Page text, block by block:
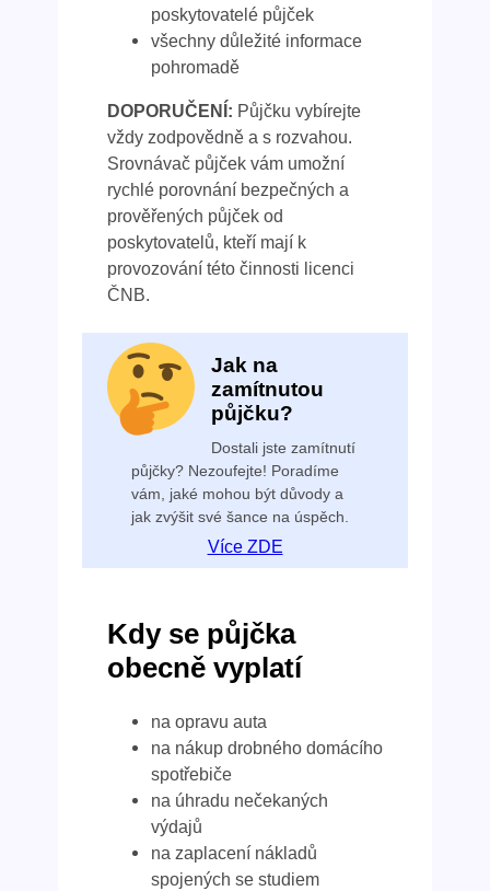
poskytovatelé půjček
všechny důležité informace
pohromadě
DOPORUČENÍ: Půjčku vybírejte
vždy zodpovědně a s rozvahou.
Srovnávač půjček vám umožní
rychlé porovnání bezpečných a
prověřených půjček od
poskytovatelů, kteří mají k
provozování této činnosti licenci
ČNB.
Jak na
zamítnutou
půjčku?
Dostali jste zamítnutí
půjčky? Nezoufejte! Poradíme
vám, jaké mohou být důvody a
jak zvýšit své šance na úspěch.
Více ZDE
Kdy se půjčka
obecně vyplatí
na opravu auta
na nákup drobného domácího
spotřebiče
na úhradu nečekaných
výdajů
na zaplacení nákladů
spojených se studiem